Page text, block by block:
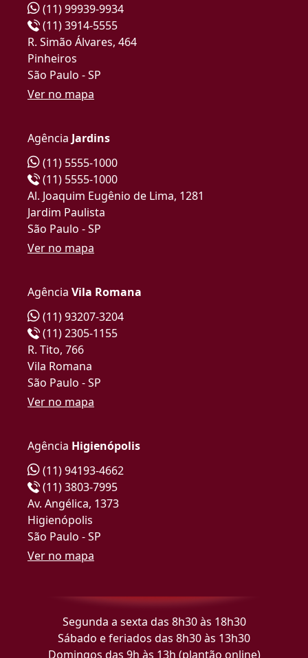
(11) 99939-9934
(11) 3914-5555
R. Simão Álvares, 464
Pinheiros
São Paulo - SP
Ver no mapa
Agência Jardins
(11) 5555-1000
(11) 5555-1000
Al. Joaquim Eugênio de Lima, 1281
Jardim Paulista
São Paulo - SP
Ver no mapa
Agência Vila Romana
(11) 93207-3204
(11) 2305-1155
R. Tito, 766
Vila Romana
São Paulo - SP
Ver no mapa
Agência Higienópolis
(11) 94193-4662
(11) 3803-7995
Av. Angélica, 1373
Higienópolis
São Paulo - SP
Ver no mapa
Segunda a sexta das 8h30 às 18h30
Sábado e feriados das 8h30 às 13h30
Domingos das 9h às 13h (plantão online)